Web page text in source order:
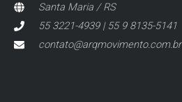
Santa Maria / RS
55 3221-4939 | 55 9 8135-5141
contato@arqmovimento.com.br